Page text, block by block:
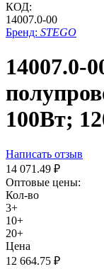
КОД:
14007.0-00
Бренд: STEGO
14007.0-
100Вт;
Написать отзыв
14 071.49 ₽
Оптовые цены:
Кол-во
3+
10+
20+
Цена
12 664.75 ₽